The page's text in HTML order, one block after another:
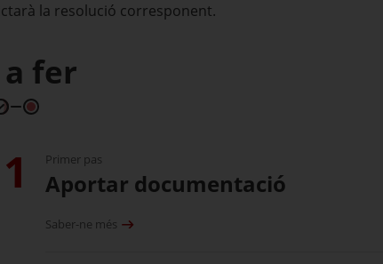
la resolució corresponent.
a fer
1 Primer pas
Aportar documentació
Saber-ne més